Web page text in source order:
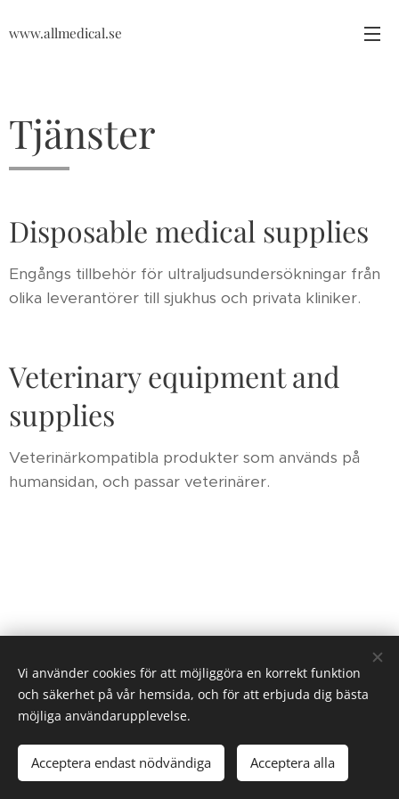
www.allmedical.se
Tjänster
Disposable medical supplies
Engångs tillbehör för ultraljudsundersökningar från
olika leverantörer till sjukhus och privata kliniker.
Veterinary equipment and
supplies
Veterinärkompatibla produkter som används på
humansidan, och passar veterinärer.
Images provided byPexels
Cookies
Vi använder cookies för att möjliggöra en korrekt funktion
och säkerhet på vår hemsida, och för att erbjuda dig bästa
möjliga användarupplevelse.
Acceptera endast nödvändiga Acceptera alla